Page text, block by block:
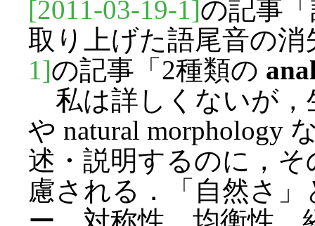
[2011-03-19-1]の記事
取り上げた語尾音の
1]の記事「2種類の
私は詳しくないが，
や natural morphology
述・説明するのに，
慮される．「自然さ